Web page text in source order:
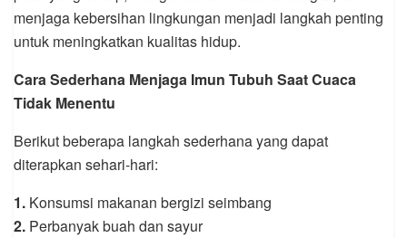
menjaga kebersihan lingkungan menjadi langkah penting
untuk meningkatkan kualitas hidup.
Cara Sederhana Menjaga Imun Tubuh Saat Cuaca
Tidak Menentu
Berikut beberapa langkah sederhana yang dapat
diterapkan sehari-hari:
1. Konsumsi makanan bergizi seimbang
2. Perbanyak buah dan sayur